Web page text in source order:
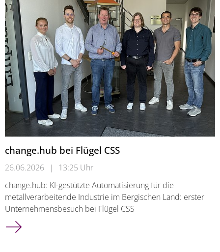
change.hub bei Flügel CSS
26.06.2026 |
13:25 Uhr
change.hub: KI-gestützte Automatisierung für die
metallverarbeitende Industrie im Bergischen Land: erster
Unternehmensbesuch bei Flügel CSS
change.hub bei Flügel CSS